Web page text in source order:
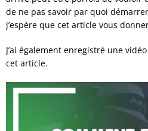
de ne pas savoir par quoi
j’espère que cet article vous
J’ai également enregistré une
cet article.